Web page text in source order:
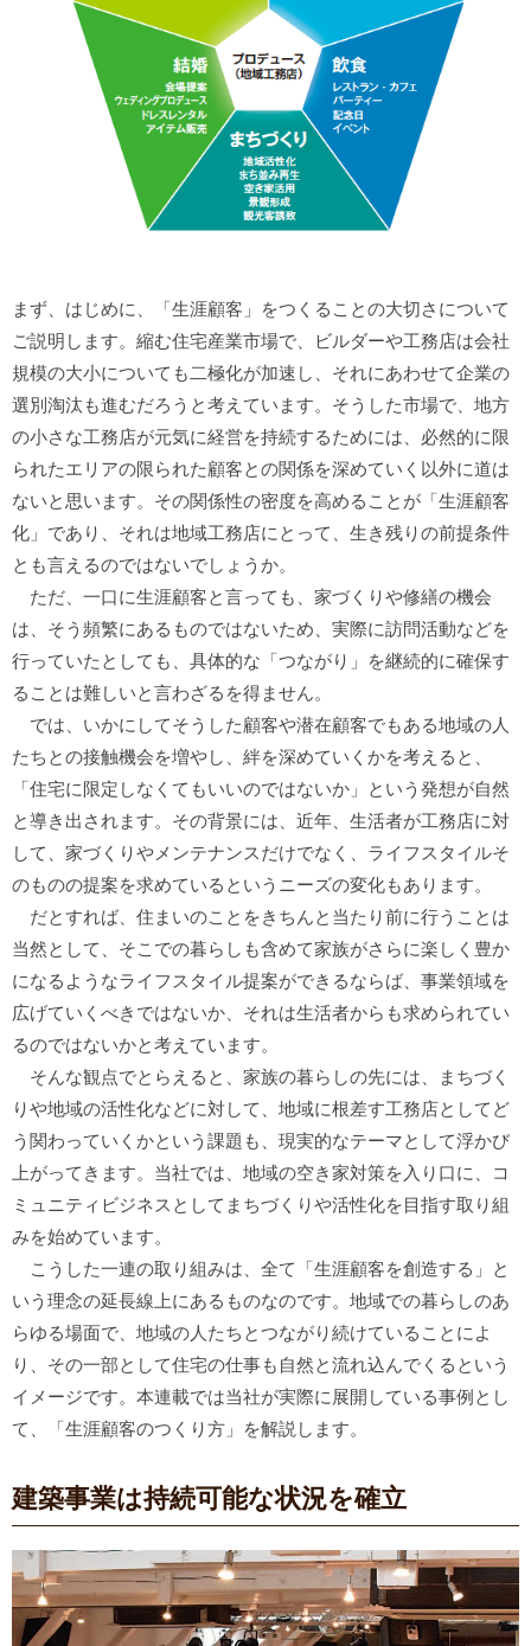
まず、はじめに、「生涯顧客」をつくることの大切さについて
ご説明します。縮む住宅産業市場で、ビルダーや工務店は会社
規模の大小についても二極化が加速し、それにあわせて企業の
選別淘汰も進むだろうと考えています。そうした市場で、地方
の小さな工務店が元気に経営を持続するためには、必然的に限
られたエリアの限られた顧客との関係を深めていく以外に道は
ないと思います。その関係性の密度を高めることが「生涯顧客
化」であり、それは地域工務店にとって、生き残りの前提条件
とも言えるのではないでしょうか。
ただ、一口に生涯顧客と言っても、家づくりや修繕の機会
は、そう頻繁にあるものではないため、実際に訪問活動などを
行っていたとしても、具体的な「つながり」を継続的に確保す
ることは難しいと言わざるを得ません。
では、いかにしてそうした顧客や潜在顧客でもある地域の人
たちとの接触機会を増やし、絆を深めていくかを考えると、
「住宅に限定しなくてもいいのではないか」という発想が自然
と導き出されます。その背景には、近年、生活者が工務店に対
して、家づくりやメンテナンスだけでなく、ライフスタイルそ
のものの提案を求めているというニーズの変化もあります。
だとすれば、住まいのことをきちんと当たり前に行うことは
当然として、そこでの暮らしも含めて家族がさらに楽しく豊か
になるようなライフスタイル提案ができるならば、事業領域を
広げていくべきではないか、それは生活者からも求められてい
るのではないかと考えています。
そんな観点でとらえると、家族の暮らしの先には、まちづく
りや地域の活性化などに対して、地域に根差す工務店としてど
う関わっていくかという課題も、現実的なテーマとして浮かび
上がってきます。当社では、地域の空き家対策を入り口に、コ
ミュニティビジネスとしてまちづくりや活性化を目指す取り組
みを始めています。
こうした一連の取り組みは、全て「生涯顧客を創造する」と
いう理念の延長線上にあるものなのです。地域での暮らしのあ
らゆる場面で、地域の人たちとつながり続けていることによ
り、その一部として住宅の仕事も自然と流れ込んでくるという
イメージです。本連載では当社が実際に展開している事例とし
て、「生涯顧客のつくり方」を解説します。
建築事業は持続可能な状況を確立